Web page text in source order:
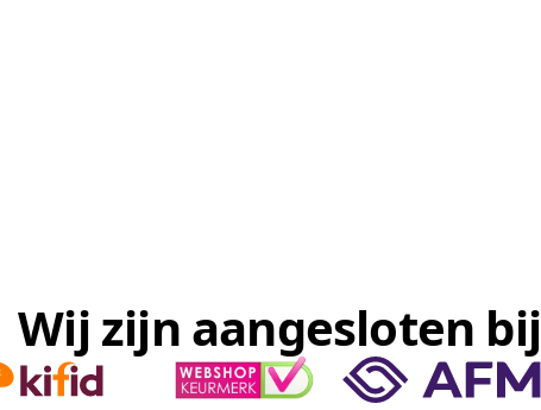
Wij zijn aangesloten bij